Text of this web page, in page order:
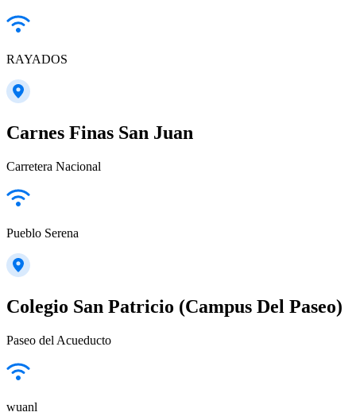
RAYADOS
Carnes Finas San Juan
Carretera Nacional
Pueblo Serena
Colegio San Patricio (Campus Del Paseo)
Paseo del Acueducto
wuanl